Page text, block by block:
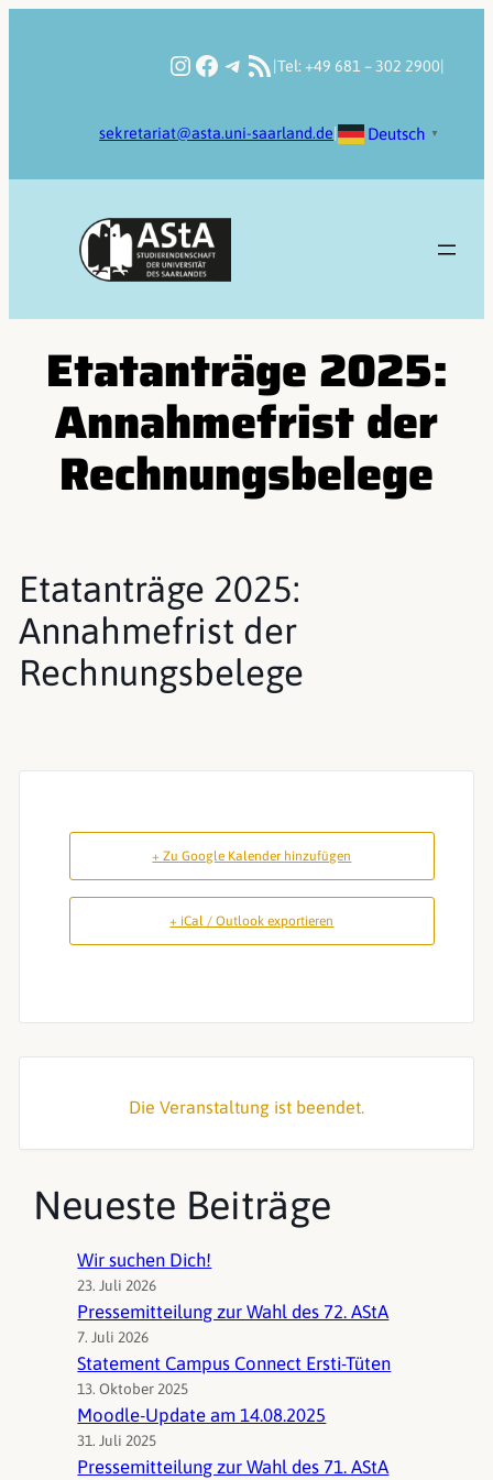
Instagram
Facebook
Telegram
RSS-Feed
|Tel: +49 681 – 302 2900
sekretariat@asta.uni-saarland.de | Deutsch ▼
Etatanträge 2025:
Annahmefrist der
Rechnungsbelege
Etatanträge 2025:
Annahmefrist der
Rechnungsbelege
+ Zu Google Kalender hinzufügen
+ iCal / Outlook exportieren
Die Veranstaltung ist beendet.
Neueste Beiträge
Wir suchen Dich!
23. Juli 2026
Pressemitteilung zur Wahl des 72. AStA
7. Juli 2026
Statement Campus Connect Ersti-Tüten
13. Oktober 2025
Moodle-Update am 14.08.2025
31. Juli 2025
Pressemitteilung zur Wahl des 71. AStA